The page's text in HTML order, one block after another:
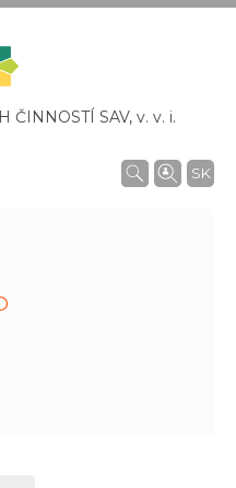
ČINNOSTÍ SAV, v. v. i.
SK